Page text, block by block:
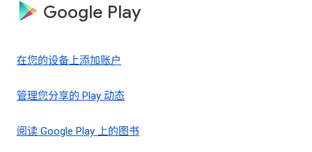
Google Play
在您的设备上添加账户
管理您分享的 Play 动态
阅读 Google Play 上的图书